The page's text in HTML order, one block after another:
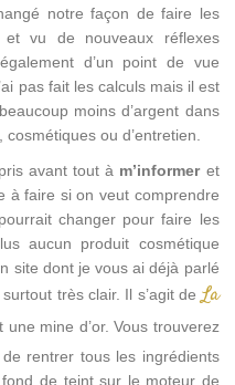
notre façon de faire les
et vu de nouveaux réflexes
d’un point de vue
pas fait les calculs mais il est
moins d’argent dans
ou d’entretien.
avant tout à m’informeret
à faire si on veut comprendre
changer pour faire les
aucun produit cosmétique
site dont je vous ai déjà parlé
très clair. Il s’agit de La
une mine d’or. Vous trouverez
rentrer tous les ingrédients
de teint sur le moteur de